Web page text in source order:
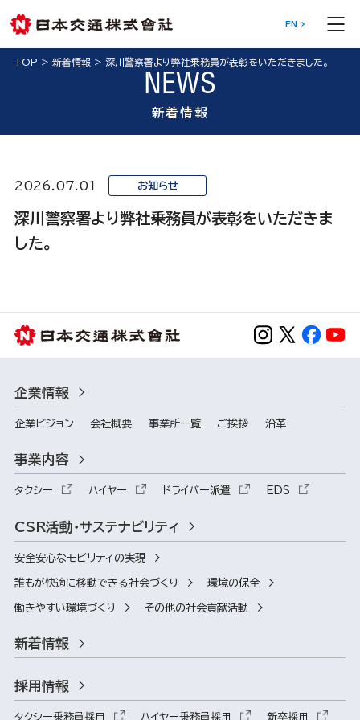
EN
TOP > 新着情報> 深川警察署より弊社乗務員が表彰をいただきました。
NEWS
新着情報
2026.07.01 お知らせ
深川警察署より弊社乗務員が表彰をいただきま
した。
企業情報
企業ビジョン 会社概要 事業所一覧 ご挨拶 沿革
事業内容
タクシー ハイヤー ドライバー派遣 EDS
CSR活動・サステナビリティ
安全安心なモビリティの実現
誰もが快適に移動できる社会づくり 環境の保全
働きやすい環境づくり その他の社会貢献活動
新着情報
採用情報
タクシー乗務員採用 ハイヤー乗務員採用 新卒採用